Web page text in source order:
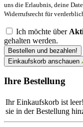
uns die Erlaubnis, deine
Widerrufsrecht für
Ich möchte über
gehalten werden.
Bestellen und bezahlen!
Einkaufskorb anschauen
Ihre Bestellung
Ihr Einkaufskorb ist
sie in der Bestellung